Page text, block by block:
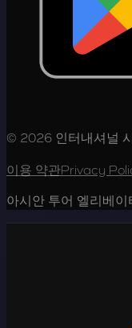
© 2026 인터내셔널
이용 약관Privacy
아시안 투어 엘리베이